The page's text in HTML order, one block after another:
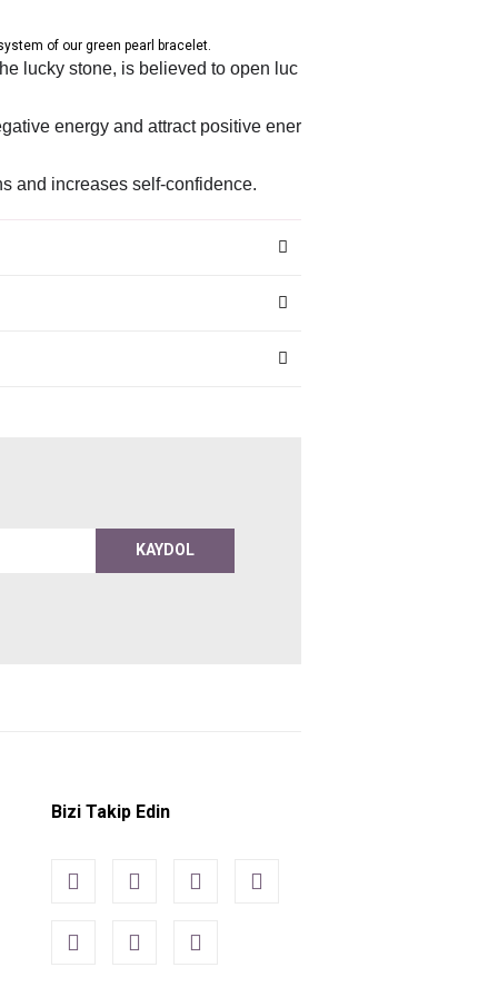
of our green pearl bracelet.
lucky stone, is believed to open luc
energy and attract positive ener
and increases self-confidence.
KAYDOL
Bizi Takip Edin